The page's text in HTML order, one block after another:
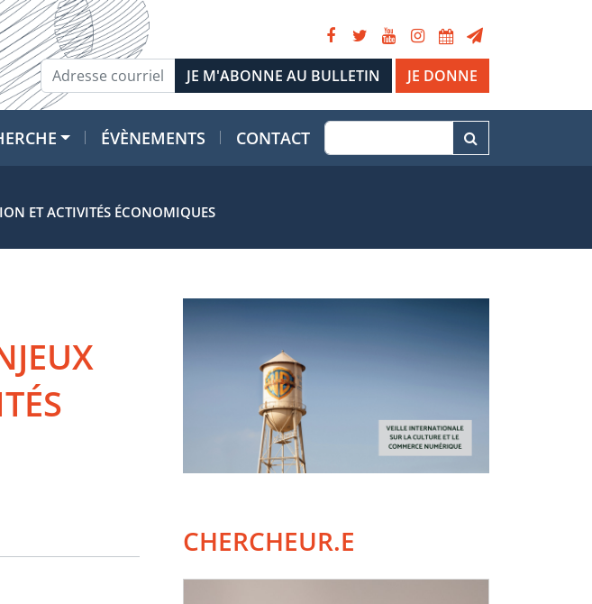
JE DONNE
ÉVÈNEMENTS CONTACT
ET ACTIVITÉS ÉCONOMIQUES
CHERCHEUR.E